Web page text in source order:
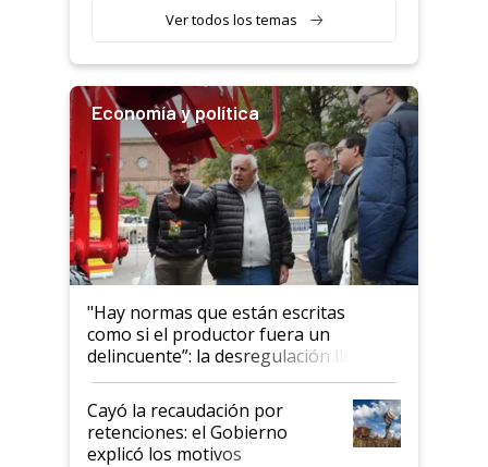
Ver todos los temas
Economía y política
"Hay normas que están escritas
como si el productor fuera un
delincuente”: la desregulación llegó
al Congreso Aapresid y hasta se
habló del financiamiento al IPCVA
Cayó la recaudación por
retenciones: el Gobierno
explicó los motivos